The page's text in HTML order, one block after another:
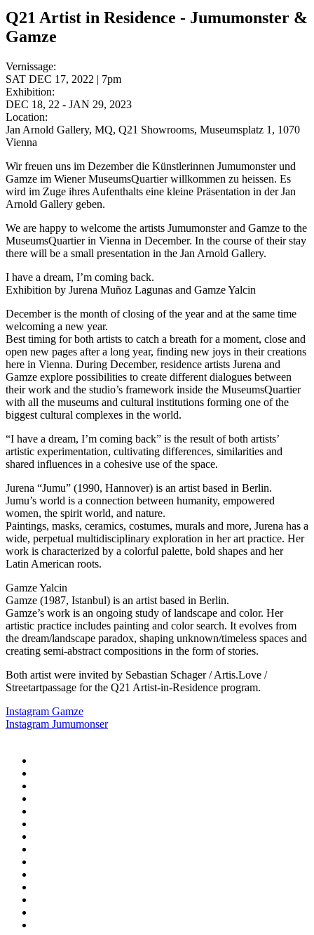
Q21 Artist in Residence - Jumumonster &
Gamze
Vernissage:
SAT DEC 17, 2022 | 7pm
Exhibition:
DEC 18, 22 - JAN 29, 2023
Location:
Jan Arnold Gallery, MQ, Q21 Showrooms, Museumsplatz 1, 1070
Vienna
Wir freuen uns im Dezember die Künstlerinnen Jumumonster und
Gamze im Wiener MuseumsQuartier willkommen zu heissen. Es
wird im Zuge ihres Aufenthalts eine kleine Präsentation in der Jan
Arnold Gallery geben.
We are happy to welcome the artists Jumumonster and Gamze to the
MuseumsQuartier in Vienna in December. In the course of their stay
there will be a small presentation in the Jan Arnold Gallery.
I have a dream, I’m coming back.
Exhibition by Jurena Muñoz Lagunas and Gamze Yalcin
December is the month of closing of the year and at the same time
welcoming a new year.
Best timing for both artists to catch a breath for a moment, close and
open new pages after a long year, finding new joys in their creations
here in Vienna. During December, residence artists Jurena and
Gamze explore possibilities to create different dialogues between
their work and the studio’s framework inside the MuseumsQuartier
with all the museums and cultural institutions forming one of the
biggest cultural complexes in the world.
“I have a dream, I’m coming back” is the result of both artists’
artistic experimentation, cultivating differences, similarities and
shared influences in a cohesive use of the space.
Jurena “Jumu” (1990, Hannover) is an artist based in Berlin.
Jumu’s world is a connection between humanity, empowered
women, the spirit world, and nature.
Paintings, masks, ceramics, costumes, murals and more, Jurena has a
wide, perpetual multidisciplinary exploration in her art practice. Her
work is characterized by a colorful palette, bold shapes and her
Latin American roots.
Gamze Yalcin
Gamze (1987, Istanbul) is an artist based in Berlin.
Gamze’s work is an ongoing study of landscape and color. Her
artistic practice includes painting and color search. It evolves from
the dream/landscape paradox, shaping unknown/timeless spaces and
creating semi-abstract compositions in the form of stories.
Both artist were invited by Sebastian Schager / Artis.Love /
Streetartpassage for the Q21 Artist-in-Residence program.
Instagram Gamze
Instagram Jumumonser